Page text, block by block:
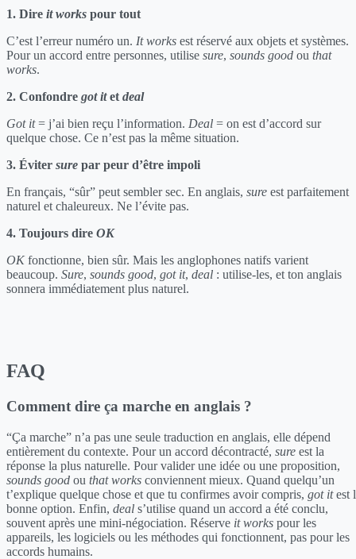
1. Dire it works pour tout
C’est l’erreur numéro un. It works est réservé aux objets et systèmes.
Pour un accord entre personnes, utilise sure, sounds good ou that
works.
2. Confondre got itet deal
Got it= j’ai bien reçu l’information. Deal = on est d’accord sur
quelque chose. Ce n’est pas la même situation.
3. Éviter sure par peur d’être impoli
En français, “sûr” peut sembler sec. En anglais, sure est parfaitement
naturel et chaleureux. Ne l’évite pas.
4. Toujours dire OK
OKfonctionne, bien sûr. Mais les anglophones natifs varient
beaucoup. Sure, sounds good, got it, deal : utilise-les, et ton anglais
sonnera immédiatement plus naturel.
FAQ
Comment dire ça marche en anglais ?
“Ça marche” n’a pas une seule traduction en anglais, elle dépend
entièrement du contexte. Pour un accord décontracté, sure est la
réponse la plus naturelle. Pour valider une idée ou une proposition,
sounds good ou that works conviennent mieux. Quand quelqu’un
t’explique quelque chose et que tu confirmes avoir compris, got itest
bonne option. Enfin, deal s’utilise quand un accord a été conclu,
souvent après une mini-négociation. Réserve it works pour les
appareils, les logiciels ou les méthodes qui fonctionnent, pas pour les
accords humains.